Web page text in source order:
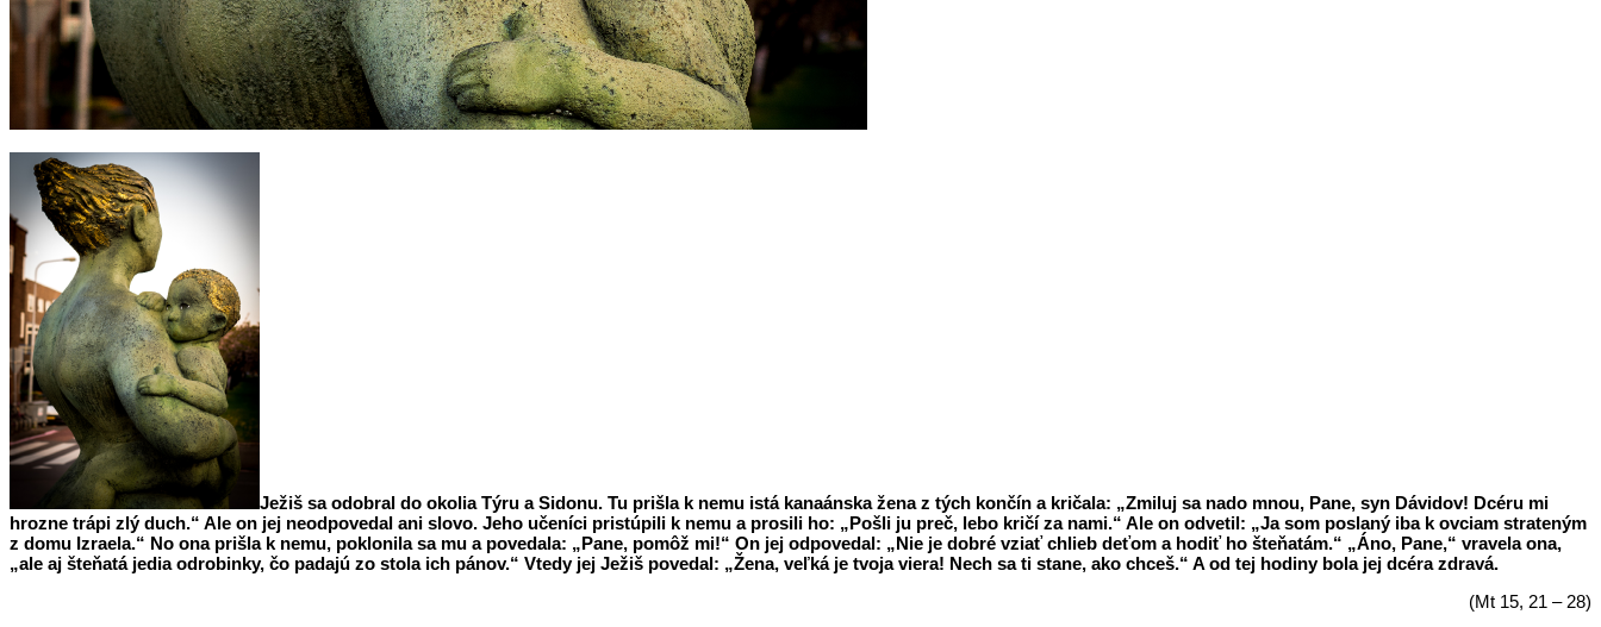
Ježiš sa odobral do okolia Týru a Sidonu. Tu prišla k nemu istá kanaánska žena z tých končín a kričala: „Zmiluj sa nado mnou, Pane, syn Dávidov! Dcéru mi
hrozne trápi zlý duch.“ Ale on jej neodpovedal ani slovo. Jeho učeníci pristúpili k nemu a prosili ho: „Pošli ju preč, lebo kričí za nami.“ Ale on odvetil: „Ja som poslaný iba k ovciam strateným
z domu Izraela.“ No ona prišla k nemu, poklonila sa mu a povedala: „Pane, pomôž mi!“ On jej odpovedal: „Nie je dobré vziať chlieb deťom a hodiť ho šteňatám.“ „Áno, Pane,“ vravela ona,
„ale aj šteňatá jedia odrobinky, čo padajú zo stola ich pánov.“ Vtedy jej Ježiš povedal: „Žena, veľká je tvoja viera! Nech sa ti stane, ako chceš.“ A od tej hodiny bola jej dcéra zdravá.
(Mt 15, 21 – 28)